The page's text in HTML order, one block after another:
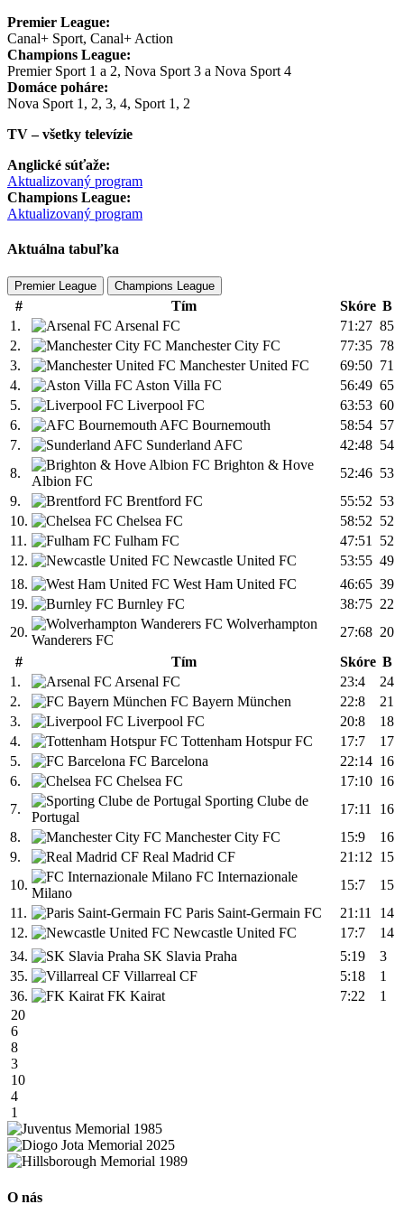
Premier League:
Canal+ Sport, Canal+ Action
Champions League:
Premier Sport 1 a 2, Nova Sport 3 a Nova Sport 4
Domáce poháre:
Nova Sport 1, 2, 3, 4, Sport 1, 2
TV – všetky televízie
Anglické súťaže:
Aktualizovaný program
Champions League:
Aktualizovaný program
Aktuálna tabuľka
Premier League Champions League
# Tím Skóre B
1.
Arsenal FC 71:27 85
2.
Manchester City FC 77:35 78
3.
Manchester United FC 69:50 71
4.
Aston Villa FC 56:49 65
5.
Liverpool FC 63:53 60
6.
AFC Bournemouth 58:54 57
7.
Sunderland AFC 42:48 54
8.
Brighton & Hove
Albion FC
52:46 53
9.
Brentford FC 55:52 53
10.
Chelsea FC 58:52 52
11.
Fulham FC 47:51 52
12.
Newcastle United FC 53:55 49
18.
West Ham United FC 46:65 39
19.
Burnley FC 38:75 22
20.
Wolverhampton
Wanderers FC
27:68 20
#
Tím Skóre B
1.
Arsenal FC 23:4
24
2.
FC Bayern München 22:8
21
3.
Liverpool FC 20:8
18
4.
Tottenham Hotspur FC 17:7
17
5.
FC Barcelona 22:14 16
6.
Chelsea FC 17:10 16
7.
Sporting Clube de
Portugal
17:11
16
8.
Manchester City FC 15:9
16
9.
Real Madrid CF 21:12 15
10.
FC Internazionale
Milano
15:7
15
11.
Paris Saint-Germain FC 21:11
14
12.
Newcastle United FC 17:7
14
34.
SK Slavia Praha 5:19
3
35.
Villarreal CF 5:18
1
36.
FK Kairat 7:22
1
20
6
8
3
10
4
1
O nás